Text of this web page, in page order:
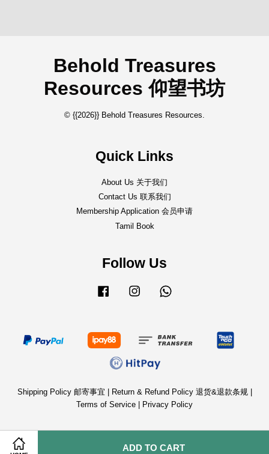
ADD TO CART
Behold Treasures
Resources 仰望书坊
© {{2026}} Behold Treasures Resources.
Quick Links
About Us 关于我们
Contact Us 联系我们
Membership Application 会员申请
Tamil Book
Follow Us
Facebook Instagram
Shipping Policy 邮寄事宜 Return & Refund Policy 退货&退款条规
Terms of Service
Privacy Policy